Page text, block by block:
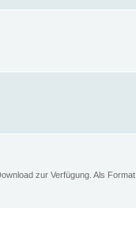
zur Verfügung. Als Format